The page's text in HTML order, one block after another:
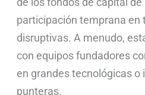
participación temprana en
disruptivas. A menudo,
con equipos fundadores
en grandes tecnológicas o
punteras.